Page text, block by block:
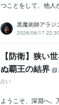
つことをして、他人
黒魔術師アラジ
2026/06/17 22:30
【防衛】狭い
ぬ覇王の結界
占い
ようこそ、深淵へ